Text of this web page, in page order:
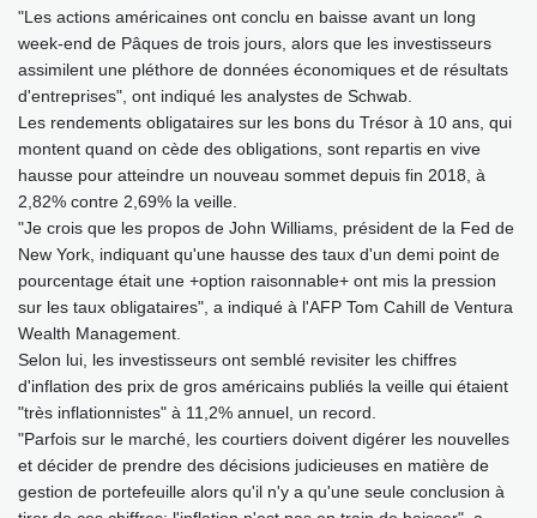
"Les actions américaines ont conclu en baisse avant un long
week-end de Pâques de trois jours, alors que les investisseurs
assimilent une pléthore de données économiques et de résultats
d'entreprises", ont indiqué les analystes de Schwab.
Les rendements obligataires sur les bons du Trésor à 10 ans, qui
montent quand on cède des obligations, sont repartis en vive
hausse pour atteindre un nouveau sommet depuis fin 2018, à
2,82% contre 2,69% la veille.
"Je crois que les propos de John Williams, président de la Fed de
New York, indiquant qu'une hausse des taux d'un demi point de
pourcentage était une +option raisonnable+ ont mis la pression
sur les taux obligataires", a indiqué à l'AFP Tom Cahill de Ventura
Wealth Management.
Selon lui, les investisseurs ont semblé revisiter les chiffres
d'inflation des prix de gros américains publiés la veille qui étaient
"très inflationnistes" à 11,2% annuel, un record.
"Parfois sur le marché, les courtiers doivent digérer les nouvelles
et décider de prendre des décisions judicieuses en matière de
gestion de portefeuille alors qu'il n'y a qu'une seule conclusion à